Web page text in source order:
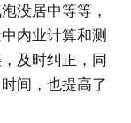
没居中等等，
内业计算和测
及时纠正，同
间，也提高了